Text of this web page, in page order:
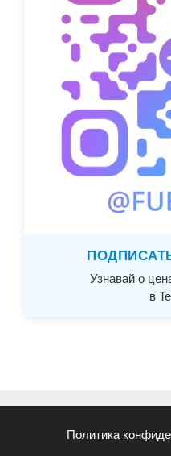
Узнавай о
в
Политика